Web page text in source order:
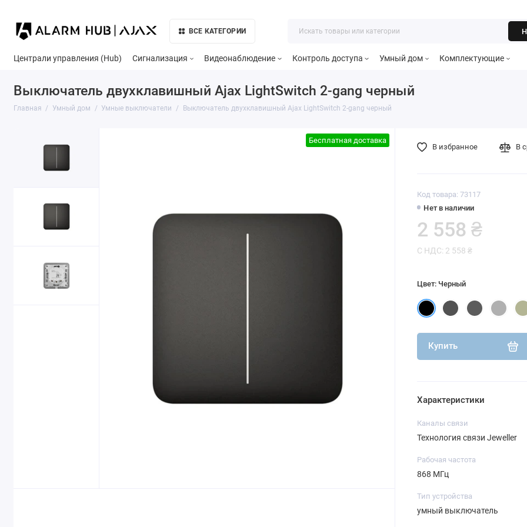
ВСЕ КАТЕГОРИИ
Централи управления (Hub) Сигнализация Видеонаблюдение Контроль доступа Умный дом Комплектующие
Выключатель двухклавишный Ajax LightSwitch 2-gang черный
Главная Умный дом Умные выключатели Выключатель двухклавишный Ajax LightSwitch 2-gang черный
Бесплатная доставка
Код товара: 73117
Нет в наличии
2 558 ₴
С НДС: 2 558 ₴
Цвет: Черный
Купить
В избранное В
Характеристики
Каналы связи
Технология связи Jeweller
Рабочая частота
868 МГц
Тип устройства
умный выключатель